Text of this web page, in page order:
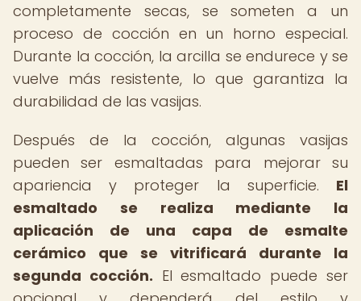
completamente secas, se someten a un
proceso de cocción en un horno especial.
Durante la cocción, la arcilla se endurece y se
vuelve más resistente, lo que garantiza la
durabilidad de las vasijas.
Después de la cocción, algunas vasijas
pueden ser esmaltadas para mejorar su
apariencia y proteger la superficie. El
esmaltado se realiza mediante la
aplicación de una capa de esmalte
cerámico que se vitrificará durante la
segunda cocción. El esmaltado puede ser